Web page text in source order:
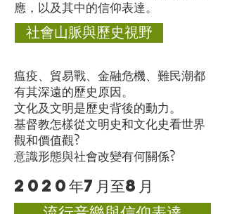
應，以及其中的信仰表達。
社會山脈與歷史視野
瘟疫、貿易戰、金融危機、難民潮都
有其深遠的歷史原因。
文化及文明是歷史背後的動力。
基督教怎樣從文明史和文化史看世界
觀和價值觀?
意識形態與社會改變有何關係?
2020年7月至8月